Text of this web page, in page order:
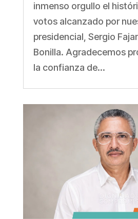
inmenso orgullo el
votos alcanzado por
presidencial, Sergio
Bonilla. Agradecemos
la confianza de...